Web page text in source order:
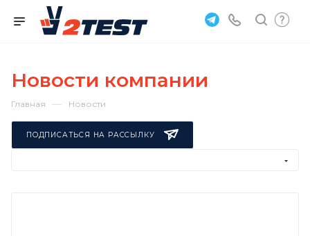
Новости компании
Главная — Новости
ПОДПИСАТЬСЯ НА РАССЫЛКУ